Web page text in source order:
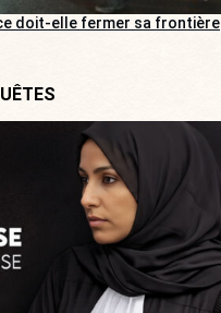
doit-elle fermer sa frontière